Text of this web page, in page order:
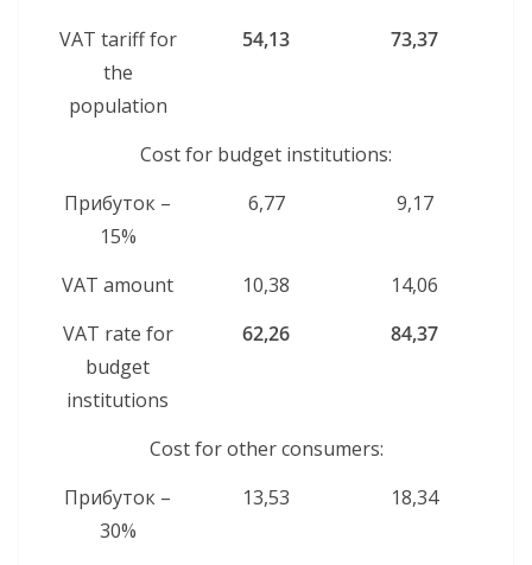
VAT tariff for
the
population
54,13 73,37
Cost for budget institutions:
Прибуток –
15%
6,77 9,17
VAT amount 10,38
14,06
VAT rate for
budget
institutions
62,26 84,37
Cost for other consumers:
Прибуток –
30%
13,53 18,34